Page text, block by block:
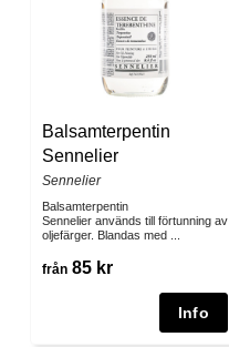
Balsamterpentin
Sennelier
Sennelier
Balsamterpentin
Sennelier används till förtunning av
oljefärger. Blandas med ...
från 85 kr